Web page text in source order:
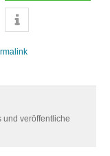
und veröffentliche